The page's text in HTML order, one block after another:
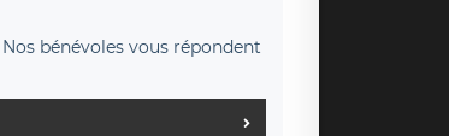
bénévoles vous répondent